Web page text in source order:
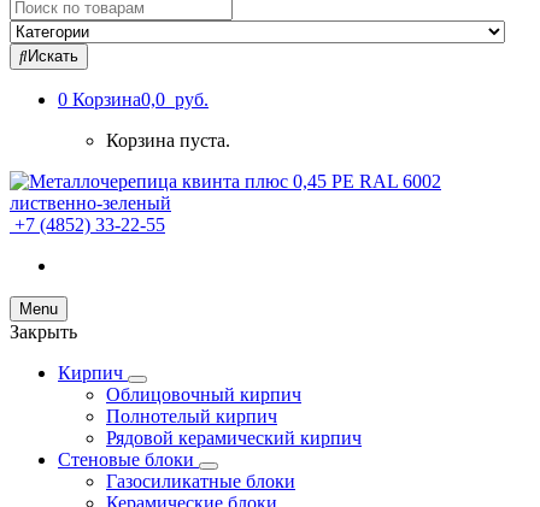
Search
for:
Искать
0 Корзина0,0 руб.
Корзина пуста.
+7 (4852) 33-22-55
Menu
Закрыть
Кирпич
Облицовочный кирпич
Полнотелый кирпич
Рядовой керамический кирпич
Стеновые блоки
Газосиликатные блоки
Керамические блоки